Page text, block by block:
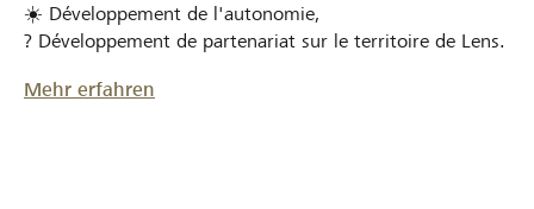
☀️ Développement de l'autonomie,
? Développement de partenariat sur le territoire de Lens.
Mehr erfahren